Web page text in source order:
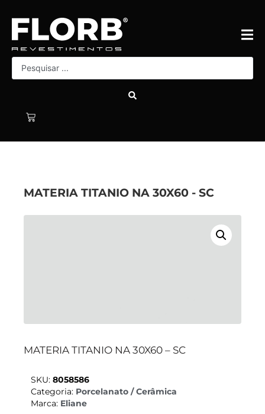
MATERIA TITANIO NA 30X60 - SC
MATERIA TITANIO NA 30X60 – SC
SKU: 8058586
Categoria: Porcelanato / Cerâmica
Marca: Eliane